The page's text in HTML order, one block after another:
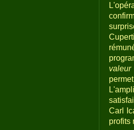
valeur
Carl
profits